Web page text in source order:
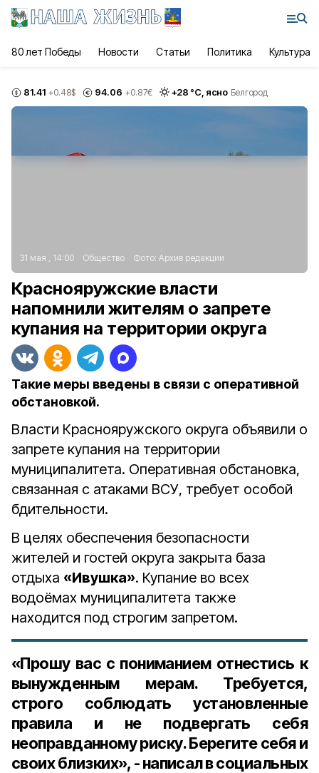
80 лет Победы Новости Статьи Политика Культура
81.41 +0.48$ 94.06 +0.87€ +28 °С, ясно Белгород
31 мая , 14:00 Общество Фото: Архив редакции
Краснояружские власти
напомнили жителям о запрете
купания на территории округа
Такие меры введены в связи с оперативной
обстановкой.
Власти Краснояружского округа объявили о
запрете купания на территории
муниципалитета. Оперативная обстановка,
связанная с атаками ВСУ, требует особой
бдительности.
В целях обеспечения безопасности
жителей и гостей округа закрыта база
отдыха «Ивушка». Купание во всех
водоёмах муниципалитета также
находится под строгим запретом.
«Прошу вас с пониманием отнестись к
вынужденным мерам. Требуется,
строго соблюдать установленные
правила и не подвергать себя
неоправданному риску. Берегите себя и
своих близких», - написал в социальных